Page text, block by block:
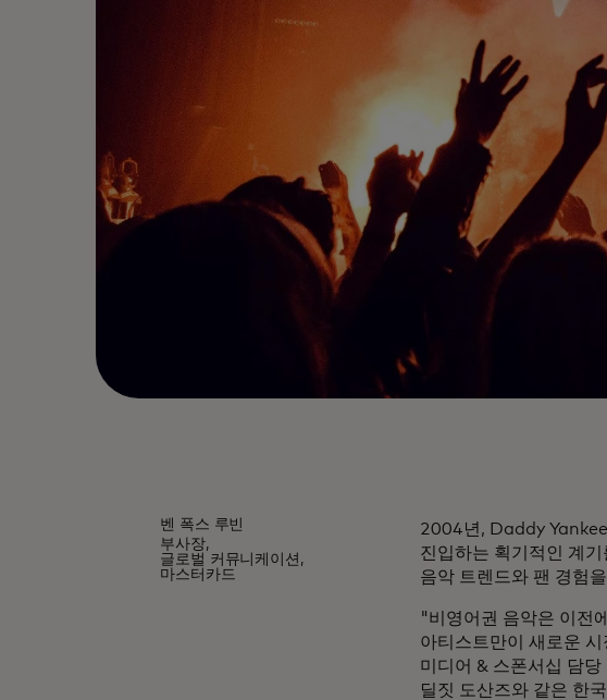
벤 폭스 루빈
부사장,
글로벌 커뮤니케이션,
마스터카드
2004년, Daddy
진입하는 획기적인 계
음악 트렌드와 팬 경험
"비영어권 음악은 이전
아티스트만이 새로운
미디어 & 스폰서십 담
딜짓 도산즈와 같은 한